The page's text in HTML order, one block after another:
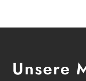
Unsere